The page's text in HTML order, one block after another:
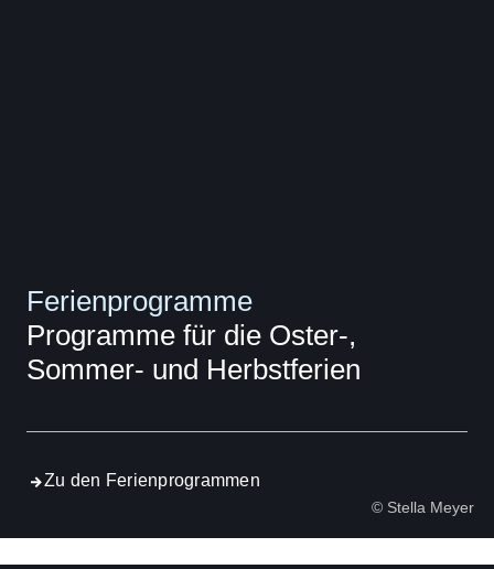
© Stella Meyer
Ferienprogramme
Programme für die Oster-,
Sommer- und Herbstferien
Zu den Ferienprogrammen